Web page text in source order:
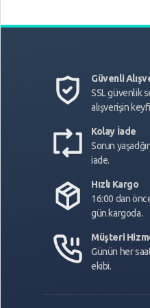
Güvenli
SSL güvenlik
alışverişin
Kolay İade
Sorun
iade.
Hızlı Kargo
16:00 dan
gün kargoda.
Müşteri
Günün her
ekibi.